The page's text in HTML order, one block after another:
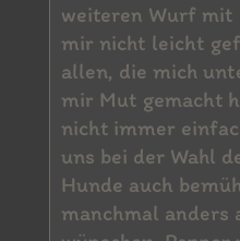
weiteren Wurf mit
mir nicht leicht
allen, die mich
mir Mut gemacht
nicht immer
uns bei der Wahl
Hunde auch
manchmal anders